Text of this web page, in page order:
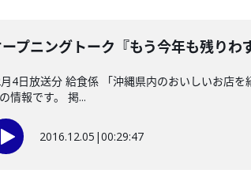
プニングトーク『もう今年も残りわ
4日放送分 給食係 「沖縄県内のおいしいお店
情報です。 掲...
2016.12.05 |00:29:47